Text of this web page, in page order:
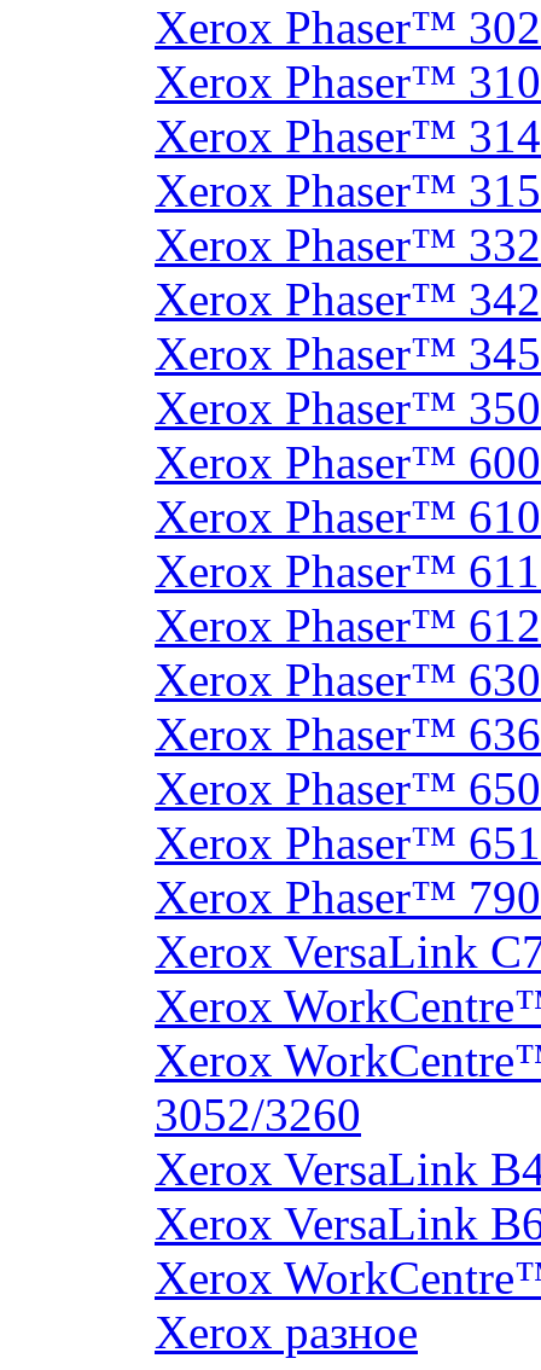
Xerox Phaser™
Xerox Phaser™
Xerox Phaser™
Xerox Phaser™
Xerox Phaser™
Xerox Phaser™
Xerox Phaser™
Xerox Phaser™
Xerox Phaser™
Xerox Phaser™
Xerox Phaser™
Xerox Phaser™
Xerox Phaser™
Xerox Phaser™
Xerox Phaser™
Xerox Phaser™
Xerox Phaser™ 790
Xerox VersaLink
Xerox
Xerox
3052/3260
Xerox VersaLink
Xerox VersaLink
Xerox
Xerox разное